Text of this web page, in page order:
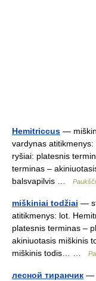
Hemitriccus —
vardynas atitikmenys:
ryšiai: platesnis
terminas –
balsvapilvis …
miškiniai todžiai —
atitikmenys: lot.
platesnis terminas –
akiniuotasis miškinis
miškinis todis… …
лесной тиранчик —